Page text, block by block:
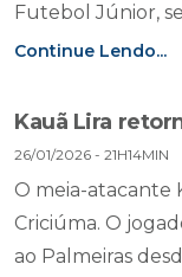
Futebol Júnior,
Continue Lendo...
Kauã Lira
26/01/2026 - 21H14MIN
O meia-atacante
Criciúma. O
ao Palmeiras